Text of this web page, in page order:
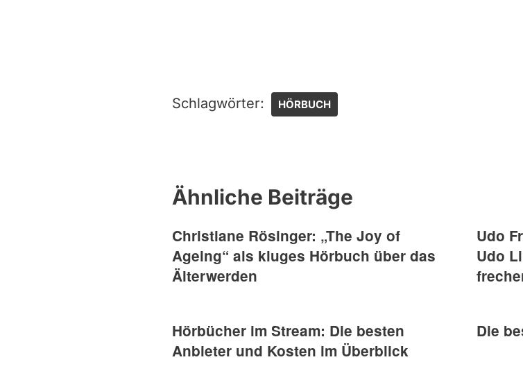
Schlagwörter: HÖRBUCH
Ähnliche Beiträge
Christiane Rösinger: „The Joy of
Ageing“ als kluges Hörbuch über das
Älterwerden
Udo
Udo
Hörbücher im Stream: Die besten
Anbieter und Kosten im Überblick
Die